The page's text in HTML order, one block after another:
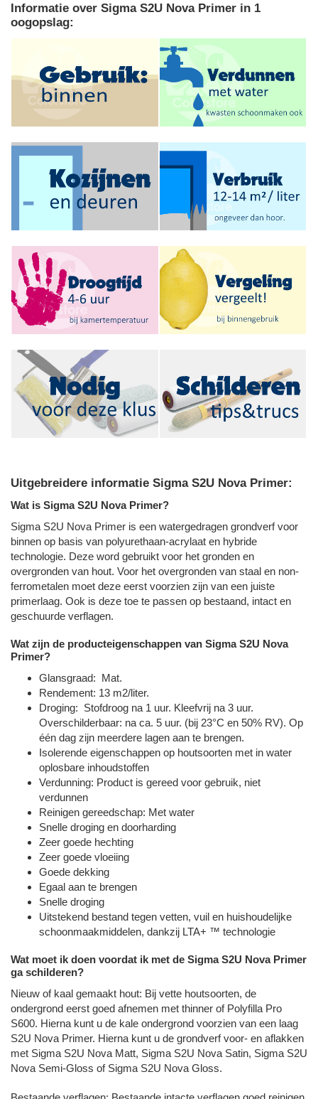
Informatie over Sigma S2U Nova Primer in 1
oogopslag:
Uitgebreidere informatie Sigma S2U Nova Primer:
Wat is Sigma S2U Nova Primer?
Sigma S2U Nova Primer is een watergedragen grondverf voor
binnen op basis van polyurethaan-acrylaat en hybride
technologie. Deze word gebruikt voor het gronden en
overgronden van hout. Voor het overgronden van staal en non-
ferrometalen moet deze eerst voorzien zijn van een juiste
primerlaag. Ook is deze toe te passen op bestaand, intact en
geschuurde verflagen.
Wat zijn de producteigenschappen van Sigma S2U Nova
Primer?
Glansgraad: Mat.
Rendement: 13 m2/liter.
Droging: Stofdroog na 1 uur. Kleefvrij na 3 uur.
Overschilderbaar: na ca. 5 uur. (bij 23°C en 50% RV). Op
één dag zijn meerdere lagen aan te brengen.
Isolerende eigenschappen op houtsoorten met in water
oplosbare inhoudstoffen
Verdunning: Product is gereed voor gebruik, niet
verdunnen
Reinigen gereedschap: Met water
Snelle droging en doorharding
Zeer goede hechting
Zeer goede vloeiing
Goede dekking
Egaal aan te brengen
Snelle droging
Uitstekend bestand tegen vetten, vuil en huishoudelijke
schoonmaakmiddelen, dankzij LTA+ ™ technologie
Wat moet ik doen voordat ik met de Sigma S2U Nova Primer
ga schilderen?
Nieuw of kaal gemaakt hout: Bij vette houtsoorten, de
ondergrond eerst goed afnemen met thinner of Polyfilla Pro
S600. Hierna kunt u de kale ondergrond voorzien van een laag
S2U Nova Primer. Hierna kunt u de grondverf voor- en aflakken
met Sigma S2U Nova Matt, Sigma S2U Nova Satin, Sigma S2U
Nova Semi-Gloss of Sigma S2U Nova Gloss.